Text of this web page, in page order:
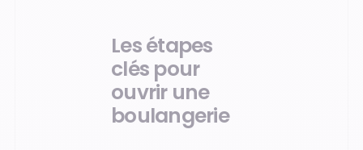
Les étapes
clés pour
ouvrir une
boulangerie